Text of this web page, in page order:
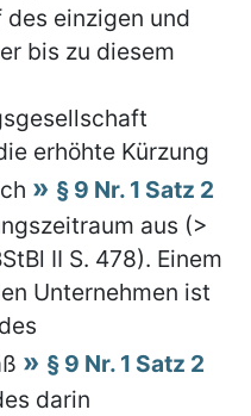
einzigen und
bis zu diesem
erhöhte Kürzung
§ 9 Nr. 1 Satz 2
aus (>
II S. 478). Einem
Unternehmen ist
§ 9 Nr. 1 Satz 2
darin